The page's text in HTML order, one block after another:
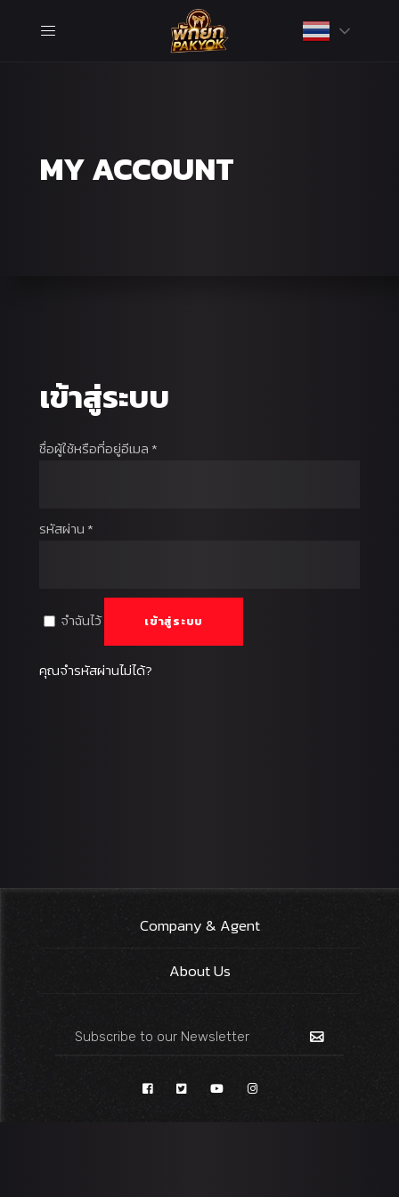
MY ACCOUNT
เข้าสู่ระบบ
ชื่อผู้ใช้หรือที่อยู่อีเมล *
รหัสผ่าน *
จำฉันไว้ เข้าสู่ระบบ
คุณจำรหัสผ่านไม่ได้?
Company & Agent
About Us